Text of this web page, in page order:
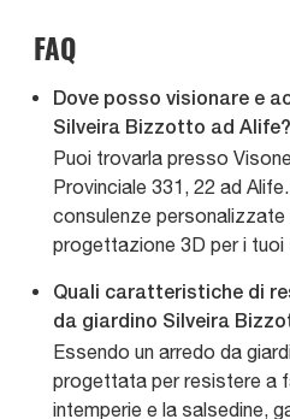
FAQ
Dove posso visionare e
Silveira Bizzotto ad Alife?
Puoi trovarla presso
Provinciale 331, 22 ad
consulenze personalizzate
progettazione 3D per i tuoi
Quali caratteristiche di
da giardino Silveira
Essendo un arredo da
progettata per resistere a
intemperie e la salsedine,